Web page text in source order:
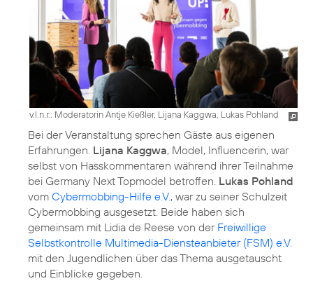
v.l.n.r.: Moderatorin Antje Kießler, Lijana Kaggwa, Lukas Pohland
Bei der Veranstaltung sprechen Gäste aus eigenen
Erfahrungen. Lijana Kaggwa, Model, Influencerin, war
selbst von Hasskommentaren während ihrer Teilnahme
bei Germany Next Topmodel betroffen. Lukas Pohland
vom Cybermobbing-Hilfe e.V., war zu seiner Schulzeit
Cybermobbing ausgesetzt. Beide haben sich
gemeinsam mit Lidia de Reese von der Freiwillige
Selbstkontrolle Multimedia-Diensteanbieter (FSM) e.V.
mit den Jugendlichen über das Thema ausgetauscht
und Einblicke gegeben.